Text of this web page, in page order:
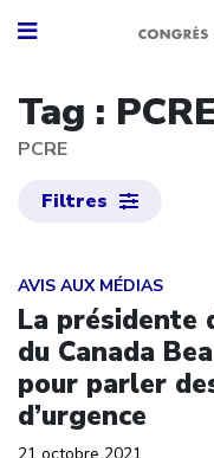
Tag : PCRE
PCRE
Filtres
AVIS AUX MÉDIAS
La présidente
du Canada
pour parler
d’urgence
21 octobre 2021
Click to open the